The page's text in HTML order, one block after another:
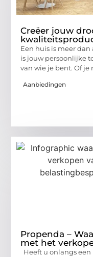
Creëer jouw
Een huis is meer
is jouw persoonlijke
van wie je bent. Of je
Aanbiedingen
Propenda –
met het
Heeft u onlangs